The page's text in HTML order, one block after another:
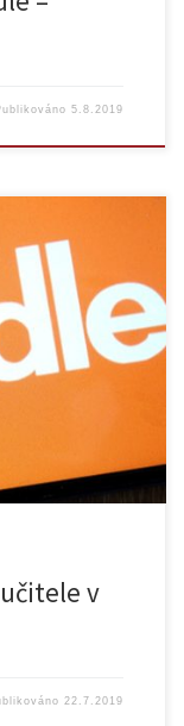
5.8.2019
Přijďte na
aktuální verze.
učebna EDIS, José
Registrace:
[…]
v
22.7.2019